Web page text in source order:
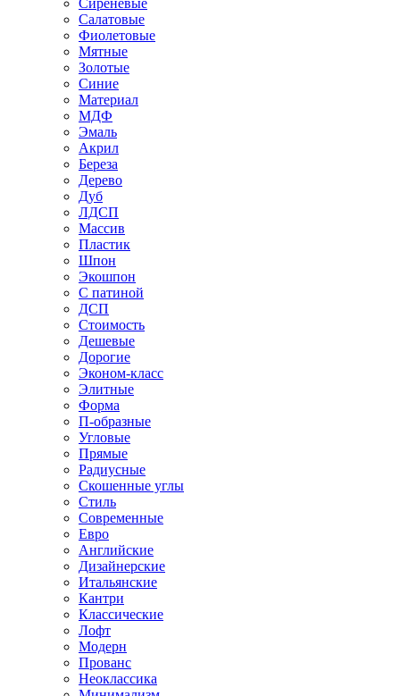
Сиреневые
Салатовые
Фиолетовые
Мятные
Золотые
Синие
Материал
МДФ
Эмаль
Акрил
Береза
Дерево
Дуб
ЛДСП
Массив
Пластик
Шпон
Экошпон
С патиной
ДСП
Стоимость
Дешевые
Дорогие
Эконом-класс
Элитные
Форма
П-образные
Угловые
Прямые
Радиусные
Скошенные углы
Стиль
Современные
Евро
Английские
Дизайнерские
Итальянские
Кантри
Классические
Лофт
Модерн
Прованс
Неоклассика